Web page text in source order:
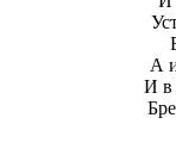
А
И в